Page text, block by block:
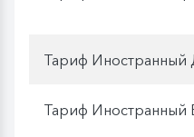
Тариф Иностранный
Тариф Иностранный